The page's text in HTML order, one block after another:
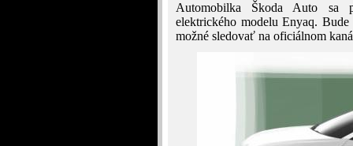
Automobilka Škoda Auto sa
elektrického modelu Enyaq.
možné sledovať na oficiálnom